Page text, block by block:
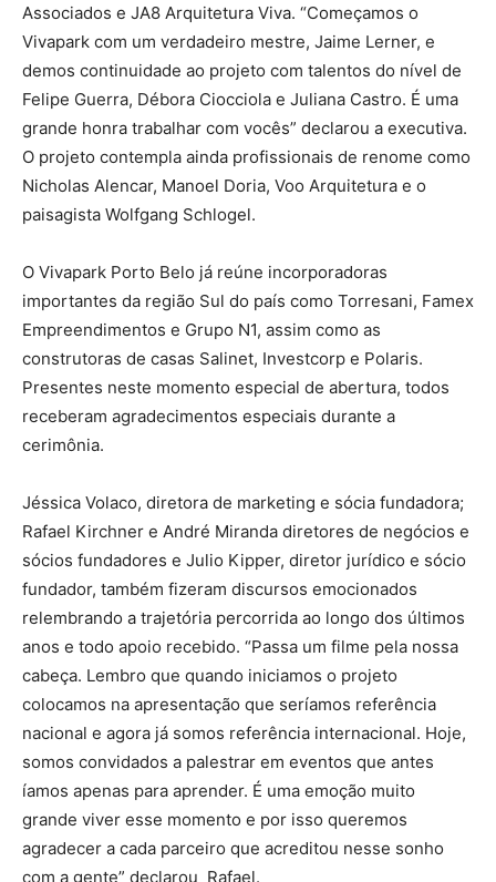
Associados e JA8 Arquitetura Viva. “Começamos o
Vivapark com um verdadeiro mestre, Jaime Lerner, e
demos continuidade ao projeto com talentos do nível de
Felipe Guerra, Débora Ciocciola e Juliana Castro. É uma
grande honra trabalhar com vocês” declarou a executiva.
O projeto contempla ainda profissionais de renome como
Nicholas Alencar, Manoel Doria, Voo Arquitetura e o
paisagista Wolfgang Schlogel.
O Vivapark Porto Belo já reúne incorporadoras
importantes da região Sul do país como Torresani, Famex
Empreendimentos e Grupo N1, assim como as
construtoras de casas Salinet, Investcorp e Polaris.
Presentes neste momento especial de abertura, todos
receberam agradecimentos especiais durante a
cerimônia.
Jéssica Volaco, diretora de marketing e sócia fundadora;
Rafael Kirchner e André Miranda diretores de negócios e
sócios fundadores e Julio Kipper, diretor jurídico e sócio
fundador, também fizeram discursos emocionados
relembrando a trajetória percorrida ao longo dos últimos
anos e todo apoio recebido. “Passa um filme pela nossa
cabeça. Lembro que quando iniciamos o projeto
colocamos na apresentação que seríamos referência
nacional e agora já somos referência internacional. Hoje,
somos convidados a palestrar em eventos que antes
íamos apenas para aprender. É uma emoção muito
grande viver esse momento e por isso queremos
agradecer a cada parceiro que acreditou nesse sonho
com a gente” declarou Rafael.